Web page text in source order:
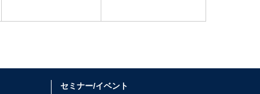
セミナー/イベント